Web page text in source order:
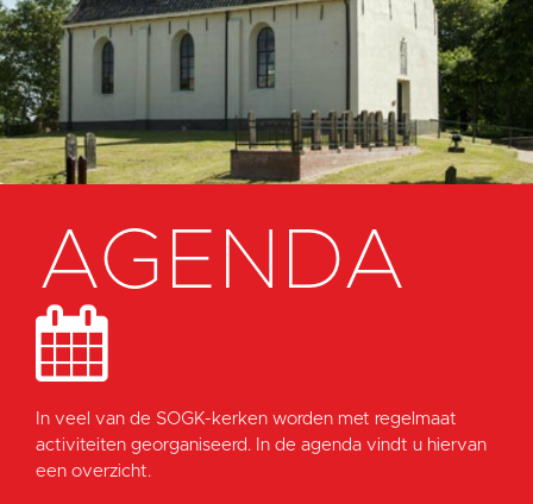
AGENDA
In veel van de SOGK-kerken worden met regelmaat
activiteiten georganiseerd. In de agenda vindt u hiervan
een overzicht.